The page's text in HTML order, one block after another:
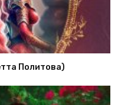
Политова)